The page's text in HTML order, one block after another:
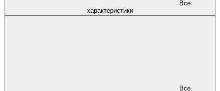
характеристики